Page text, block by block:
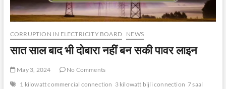
CORRUPTION IN ELECTRICITY BOARD NEWS
सात साल बाद भी दोबारा नहीं बन सकी पावर लाइन
May 3, 2024
No Comments
1 kilowatt commercial connection 3 kilowatt bijli connection 7 saal